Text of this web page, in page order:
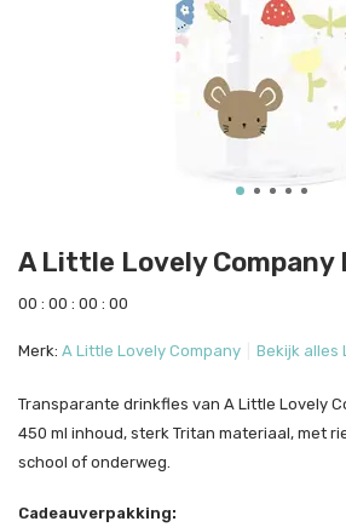
A Little Lovely
00 : 00 : 00 : 00
Merk: A Little Lovely Company Bekijk alles
Transparante drinkfles van A Little Lovely
450 ml inhoud, sterk Tritan materiaal, met
school of onderweg.
Cadeauverpakking: